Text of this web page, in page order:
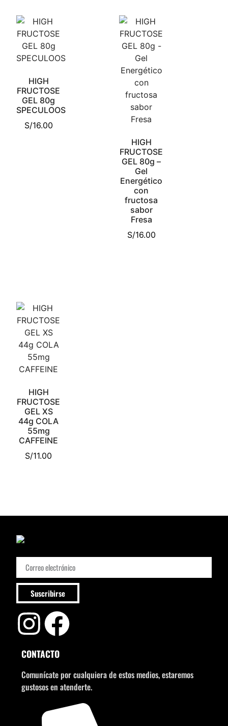
HIGH
FRUCTOSE
GEL 80g
SPECULOOS
S/16.00
HIGH
FRUCTOSE
GEL 80g –
Gel
Energético
con
fructosa
sabor
Fresa
S/16.00
HIGH
FRUCTOSE
GEL XS
44g COLA
55mg
CAFFEINE
S/11.00
Suscribirse
CONTACTO
Comunícate por cualquiera de estos medios, estaremos
gustosos en atenderte.